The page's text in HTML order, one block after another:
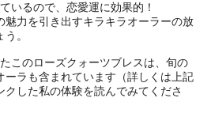
いるので、恋愛運に効果的！
魅力を引き出すキラキラオーラーの放
。
このローズクォーツブレスは、旬の
ーラも含まれています（詳しくは上記
した私の体験を読んでみてくださ